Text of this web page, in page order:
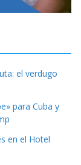
el verdugo
para Cuba y
en el Hotel